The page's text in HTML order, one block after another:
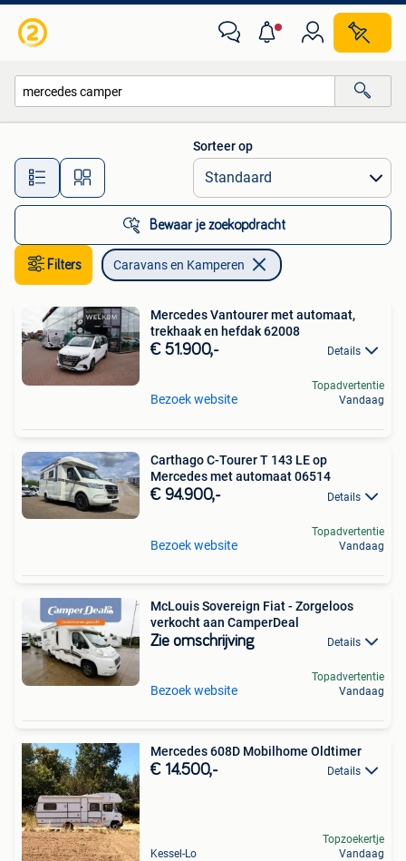
Alle afstanden…
Sorteer op
Bewaar je zoekopdracht
Filters Caravans en Kamperen
Mercedes Vantourer met automaat,
trekhaak en hefdak 62008
€ 51.900,- Details
Bezoek website
Topadvertentie
Vandaag
Carthago C-Tourer T 143 LE op
Mercedes met automaat 06514
€ 94.900,- Details
Bezoek website
Topadvertentie
Vandaag
McLouis Sovereign Fiat - Zorgeloos
verkocht aan CamperDeal
Zie omschrijving Details
Bezoek website
Topadvertentie
Vandaag
Mercedes 608D Mobilhome Oldtimer
€ 14.500,- Details
Kessel-Lo
Topzoekertje
Vandaag